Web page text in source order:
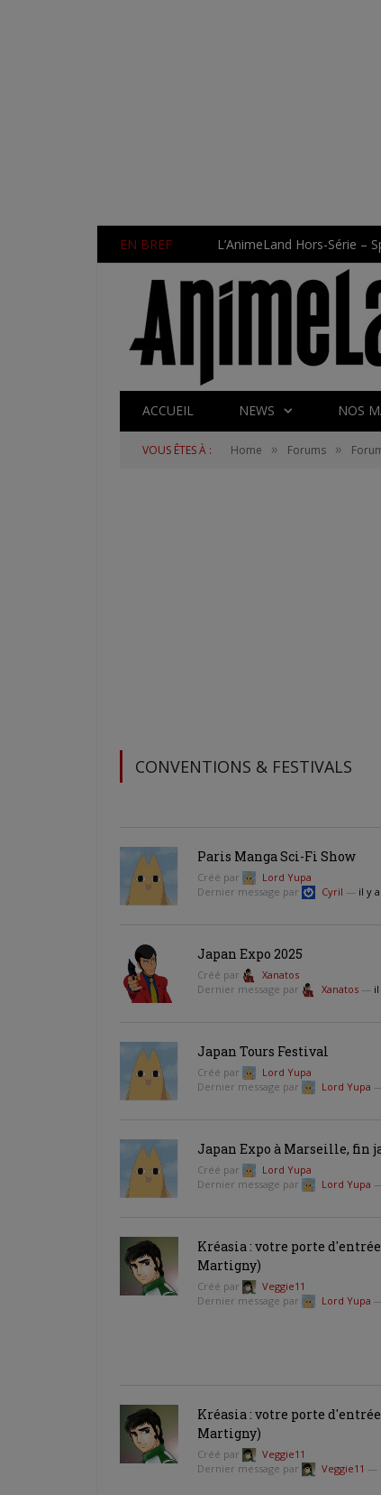
EN BREF L’AnimeLand Hors-Série –
ACCUEIL NEWS NOS
VOUS ÊTES À : Home » Forums »
CONVENTIONS & FESTIVALS
Paris Manga Sci-Fi Show
Créé par
Lord Yupa
Dernier message par
Cyril — il y
Japan Expo 2025
Créé par
Xanatos
Dernier message par
Xanatos —
Japan Tours Festival
Créé par
Lord Yupa
Dernier message par
Lord Yupa
Japan Expo à Marseille, fin
Créé par
Lord Yupa
Dernier message par
Lord Yupa
Kréasia : votre porte
Martigny)
Créé par
Veggie11
Dernier message par
Lord Yupa
Kréasia : votre porte
Martigny)
Créé par
Veggie11
Dernier message par
Veggie11 —